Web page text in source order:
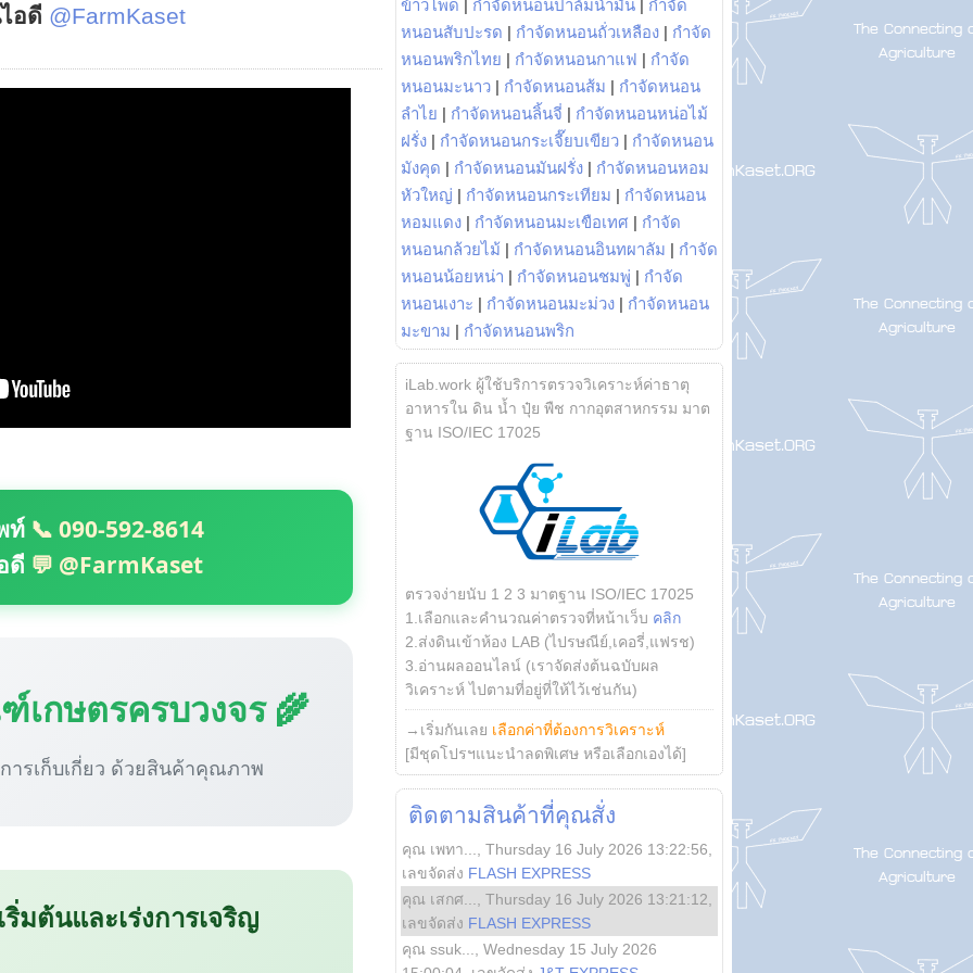
อดี @FarmKaset
ท์ 📞 090-592-8614
ดี 💬 @FarmKaset
กษตรครบวงจร 🌾
ารเก็บเกี่ยว ด้วยสินค้าคุณภาพ
มต้นและเร่งการเจริญ
ข้าวโพด กำจัดหนอนปาล์มน้ำมัน
กำจัด
หนอนสับปะรด | กำจัดหนอนถั่วเหลือง | กำจัด
หนอนพริกไทย | กำจัดหนอนกาแฟ | กำจัด
หนอนมะนาว | กำจัดหนอนส้ม | กำจัดหนอน
ลำไย | กำจัดหนอนลิ้นจี่ | กำจัดหนอนหน่อไม้
ฝรั่ง | กำจัดหนอนกระเจี๊ยบเขียว | กำจัดหนอน
มังคุด | กำจัดหนอนมันฝรั่ง | กำจัดหนอนหอม
หัวใหญ่ | กำจัดหนอนกระเทียม | กำจัดหนอน
หอมแดง | กำจัดหนอนมะเขือเทศ | กำจัด
หนอนกล้วยไม้ | กำจัดหนอนอินทผาลัม | กำจัด
หนอนน้อยหน่า | กำจัดหนอนชมพู่ | กำจัด
หนอนเงาะ | กำจัดหนอนมะม่วง | กำจัดหนอน
มะขาม | กำจัดหนอนพริก
iLab.work ผู้ใช้บริการตรวจวิเคราะห์ค่าธาตุ
อาหารใน ดิน น้ำ ปุ๋ย พืช กากอุตสาหกรรม มาต
ฐาน ISO/IEC 17025
ตรวจง่ายนับ 1 2 3 มาตฐาน ISO/IEC 17025
1.เลือกและคำนวณค่าตรวจที่หน้าเว็บ คลิก
2.ส่งดินเข้าห้อง LAB (ไปรษณีย์,เคอรี่,แฟรช)
3.อ่านผลออนไลน์ (เราจัดส่งต้นฉบับผล
วิเคราะห์ ไปตามที่อยู่ที่ให้ไว้เช่นกัน)
→เริ่มกันเลย เลือกค่าที่ต้องการวิเคราะห์
[มีชุดโปรฯแนะนำลดพิเศษ หรือเลือกเองได้]
ติดตามสินค้าที่คุณสั่ง
คุณ เพทา... Thursday 16 July 2026 13:22:56
เลขจัดส่ง FLASH EXPRESS
คุณ เสกศ...
Thursday 16 July 2026 13:21:12
เลขจัดส่ง FLASH EXPRESS
คุณ ssuk...
Wednesday 15 July 2026